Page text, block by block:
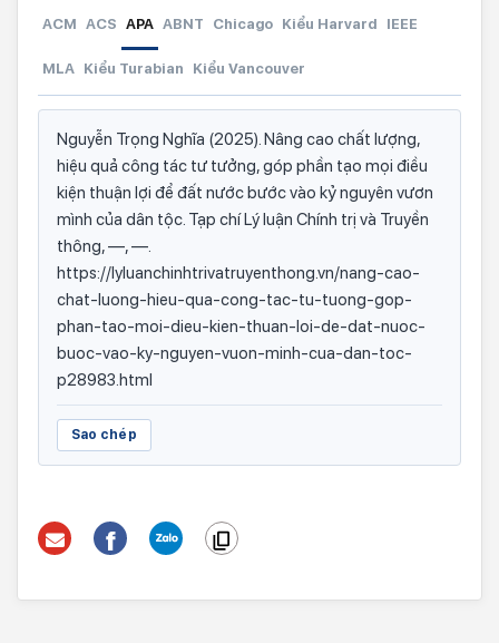
ACM ACS APA ABNT Chicago Kiểu Harvard IEEE
MLA Kiểu Turabian Kiểu Vancouver
Nguyễn Trọng Nghĩa (2025). Nâng cao chất lượng,
hiệu quả công tác tư tưởng, góp phần tạo mọi điều
kiện thuận lợi để đất nước bước vào kỷ nguyên vươn
mình của dân tộc. Tạp chí Lý luận Chính trị và Truyền
thông, —, —.
https://lyluanchinhtrivatruyenthong.vn/nang-cao-
chat-luong-hieu-qua-cong-tac-tu-tuong-gop-
phan-tao-moi-dieu-kien-thuan-loi-de-dat-nuoc-
buoc-vao-ky-nguyen-vuon-minh-cua-dan-toc-
p28983.html
Sao chép